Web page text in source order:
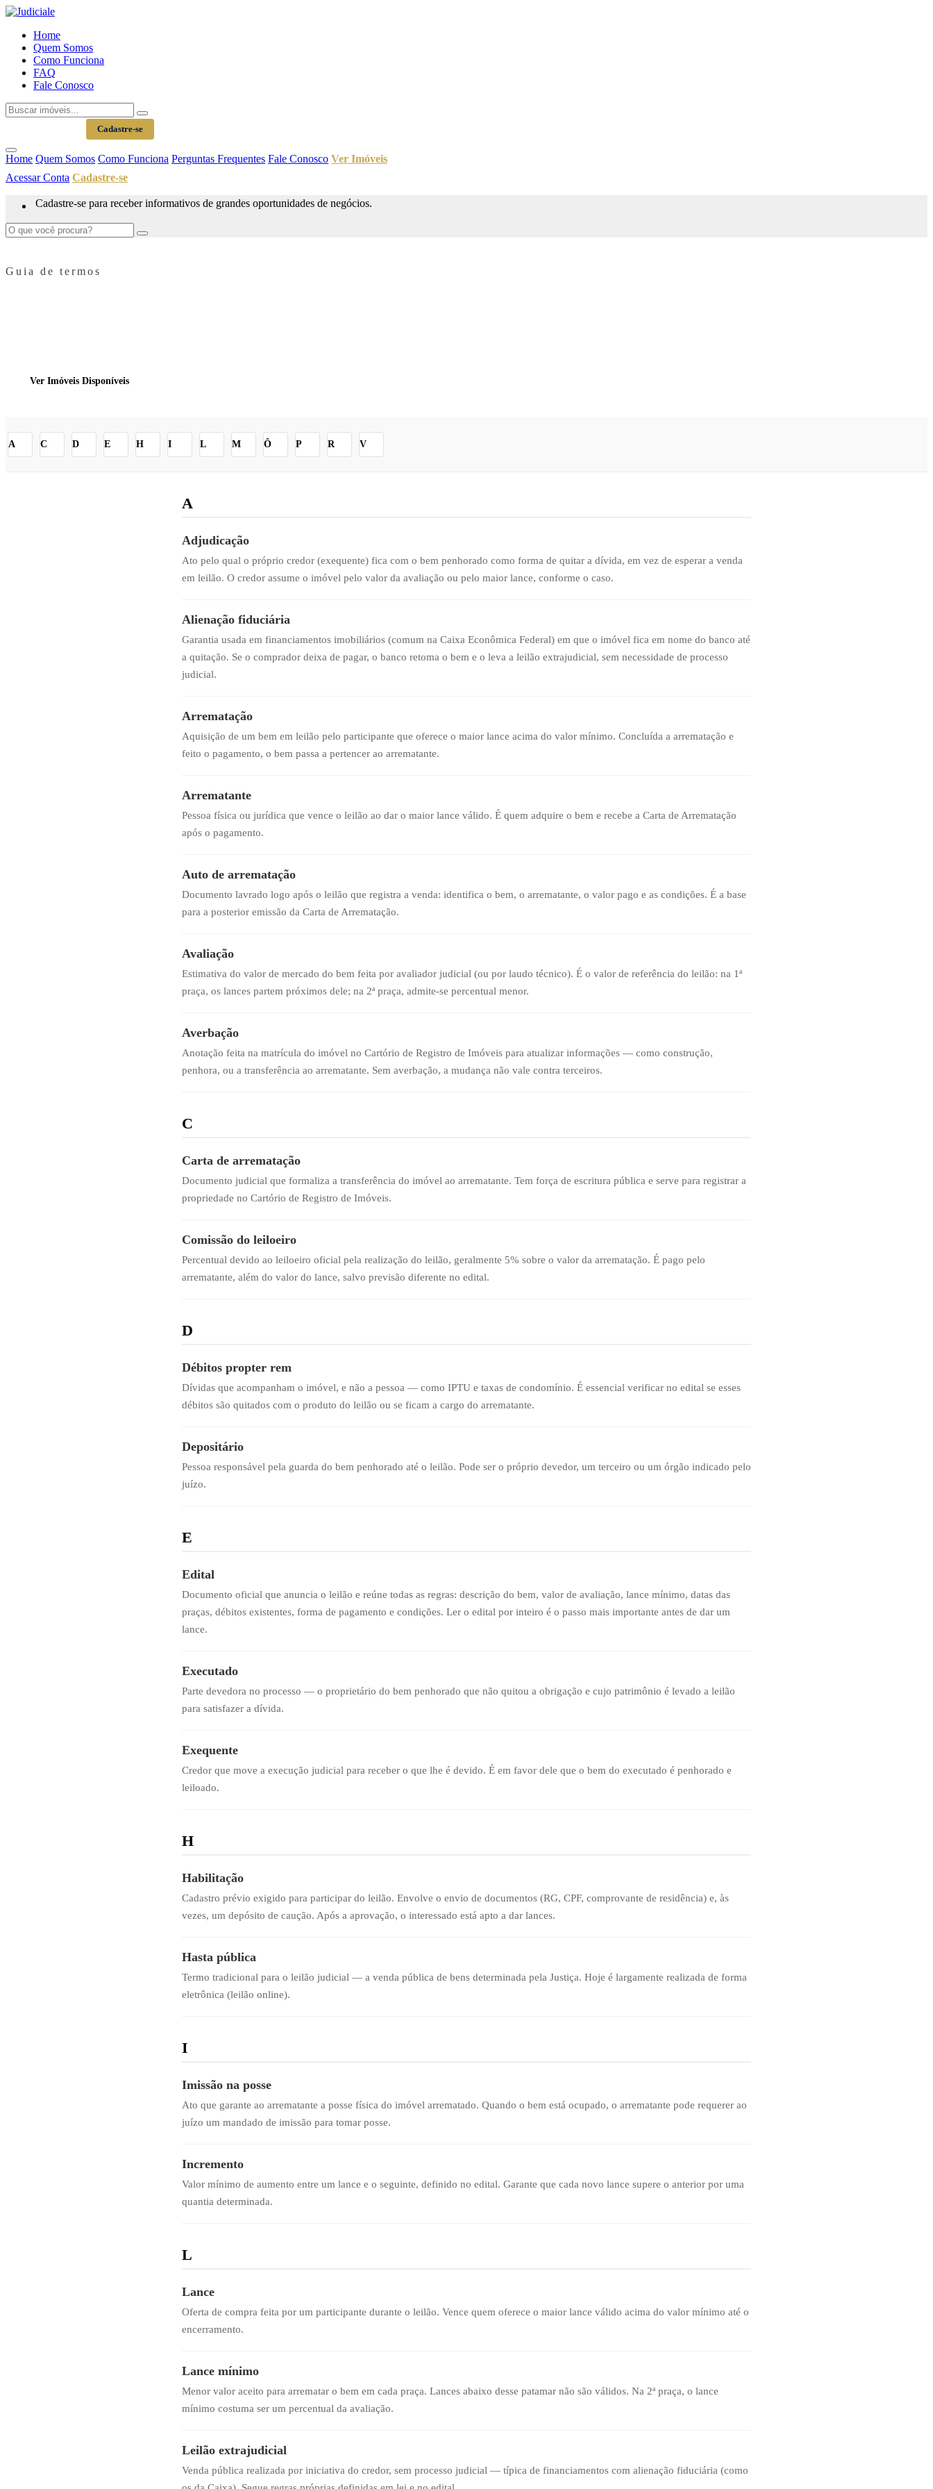
Home
Quem Somos
Como Funciona
FAQ
Fale Conosco
Cadastre-se
Home Quem Somos Como Funciona Perguntas Frequentes Fale Conosco Ver Imóveis
Acessar Conta Cadastre-se
Cadastre-se para receber informativos de grandes oportunidades de negócios.
Guia de termos
Ver Imóveis Disponíveis
A C D E H I L M Ô P R V
A
Adjudicação
Ato pelo qual o próprio credor (exequente) fica com o bem penhorado como forma de quitar a dívida, em vez de esperar a venda
em leilão. O credor assume o imóvel pelo valor da avaliação ou pelo maior lance, conforme o caso.
Alienação fiduciária
Garantia usada em financiamentos imobiliários (comum na Caixa Econômica Federal) em que o imóvel fica em nome do banco até
a quitação. Se o comprador deixa de pagar, o banco retoma o bem e o leva a leilão extrajudicial, sem necessidade de processo
judicial.
Arrematação
Aquisição de um bem em leilão pelo participante que oferece o maior lance acima do valor mínimo. Concluída a arrematação e
feito o pagamento, o bem passa a pertencer ao arrematante.
Arrematante
Pessoa física ou jurídica que vence o leilão ao dar o maior lance válido. É quem adquire o bem e recebe a Carta de Arrematação
após o pagamento.
Auto de arrematação
Documento lavrado logo após o leilão que registra a venda: identifica o bem, o arrematante, o valor pago e as condições. É a base
para a posterior emissão da Carta de Arrematação.
Avaliação
Estimativa do valor de mercado do bem feita por avaliador judicial (ou por laudo técnico). É o valor de referência do leilão: na 1ª
praça, os lances partem próximos dele; na 2ª praça, admite-se percentual menor.
Averbação
Anotação feita na matrícula do imóvel no Cartório de Registro de Imóveis para atualizar informações — como construção,
penhora, ou a transferência ao arrematante. Sem averbação, a mudança não vale contra terceiros.
C
Carta de arrematação
Documento judicial que formaliza a transferência do imóvel ao arrematante. Tem força de escritura pública e serve para registrar a
propriedade no Cartório de Registro de Imóveis.
Comissão do leiloeiro
Percentual devido ao leiloeiro oficial pela realização do leilão, geralmente 5% sobre o valor da arrematação. É pago pelo
arrematante, além do valor do lance, salvo previsão diferente no edital.
D
Débitos propter rem
Dívidas que acompanham o imóvel, e não a pessoa — como IPTU e taxas de condomínio. É essencial verificar no edital se esses
débitos são quitados com o produto do leilão ou se ficam a cargo do arrematante.
Depositário
Pessoa responsável pela guarda do bem penhorado até o leilão. Pode ser o próprio devedor, um terceiro ou um órgão indicado pelo
juízo.
E
Edital
Documento oficial que anuncia o leilão e reúne todas as regras: descrição do bem, valor de avaliação, lance mínimo, datas das
praças, débitos existentes, forma de pagamento e condições. Ler o edital por inteiro é o passo mais importante antes de dar um
lance.
Executado
Parte devedora no processo — o proprietário do bem penhorado que não quitou a obrigação e cujo patrimônio é levado a leilão
para satisfazer a dívida.
Exequente
Credor que move a execução judicial para receber o que lhe é devido. É em favor dele que o bem do executado é penhorado e
leiloado.
H
Habilitação
Cadastro prévio exigido para participar do leilão. Envolve o envio de documentos (RG, CPF, comprovante de residência) e, às
vezes, um depósito de caução. Após a aprovação, o interessado está apto a dar lances.
Hasta pública
Termo tradicional para o leilão judicial — a venda pública de bens determinada pela Justiça. Hoje é largamente realizada de forma
eletrônica (leilão online).
I
Imissão na posse
Ato que garante ao arrematante a posse física do imóvel arrematado. Quando o bem está ocupado, o arrematante pode requerer ao
juízo um mandado de imissão para tomar posse.
Incremento
Valor mínimo de aumento entre um lance e o seguinte, definido no edital. Garante que cada novo lance supere o anterior por uma
quantia determinada.
L
Lance
Oferta de compra feita por um participante durante o leilão. Vence quem oferece o maior lance válido acima do valor mínimo até o
encerramento.
Lance mínimo
Menor valor aceito para arrematar o bem em cada praça. Lances abaixo desse patamar não são válidos. Na 2ª praça, o lance
mínimo costuma ser um percentual da avaliação.
Leilão extrajudicial
Venda pública realizada por iniciativa do credor, sem processo judicial — típica de financiamentos com alienação fiduciária (como